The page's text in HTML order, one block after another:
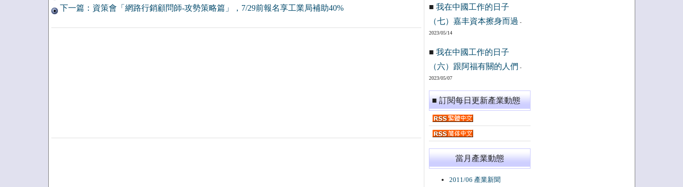
下一篇：資策會「網路行銷顧問師-攻勢策略篇」，7/29前報名享工業局補助40%
■ 我在中國工作的日子
（七）嘉丰資本擦身而過 -
2023/05/14
■ 我在中國工作的日子
（六）跟阿福有關的人們 -
2023/05/07
■ 訂閱每日更新產業動態
當月產業動態
2011/06 產業新聞